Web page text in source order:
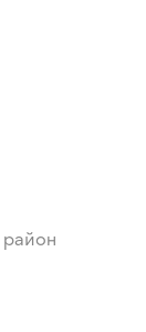
район